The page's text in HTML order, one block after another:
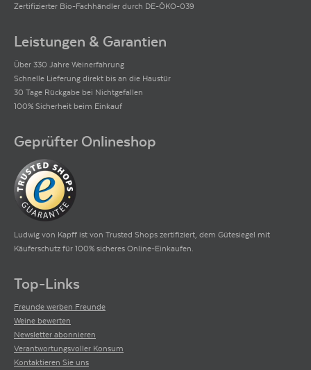
Zertifizierter Bio-Fachhändler durch DE-ÖKO-039
Leistungen & Garantien
Über 330 Jahre Weinerfahrung
Schnelle Lieferung direkt bis an die Haustür
30 Tage Rückgabe bei Nichtgefallen
100% Sicherheit beim Einkauf
Geprüfter Onlineshop
Ludwig von Kapff ist von Trusted Shops zertifiziert, dem Gütesiegel mit
Käuferschutz für 100% sicheres Online-Einkaufen.
Top-Links
Freunde werben Freunde
Weine bewerten
Newsletter abonnieren
Verantwortungsvoller Konsum
Kontaktieren Sie uns